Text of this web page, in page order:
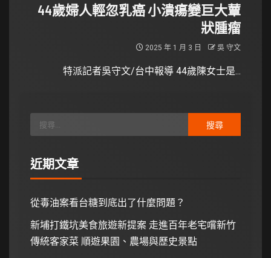
44歲婦人輕忽乳癌 小潰瘍變巨大蕈
狀腫瘤
2025 年 1 月 3 日 吳 守文
特派記者吳守文/台中報導 44歲陳女士是...
近期文章
從毒油案看台糖到底出了什麼問題？
新埔打鐵坑美食旅遊新提案 走進百年老宅嚐新竹
傳統客家菜 順遊果園、農場與歷史景點